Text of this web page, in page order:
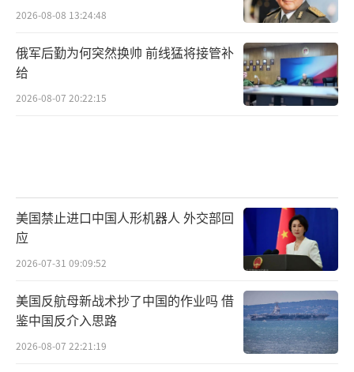
2026-08-08 13:24:48
俄军后勤为何突然换帅 前线猛将接管补
给
2026-08-07 20:22:15
美国禁止进口中国人形机器人 外交部回
应
2026-07-31 09:09:52
美国反航母新战术抄了中国的作业吗 借
鉴中国反介入思路
2026-08-07 22:21:19